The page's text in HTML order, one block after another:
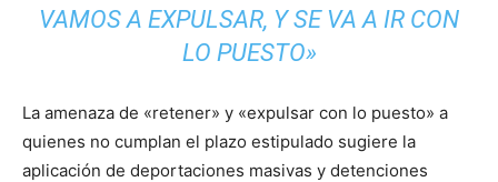
VAMOS A EXPULSAR, Y SE VA A IR CON
LO PUESTO»
​La amenaza de «retener» y «expulsar con lo puesto» a
quienes no cumplan el plazo estipulado sugiere la
aplicación de deportaciones masivas y detenciones